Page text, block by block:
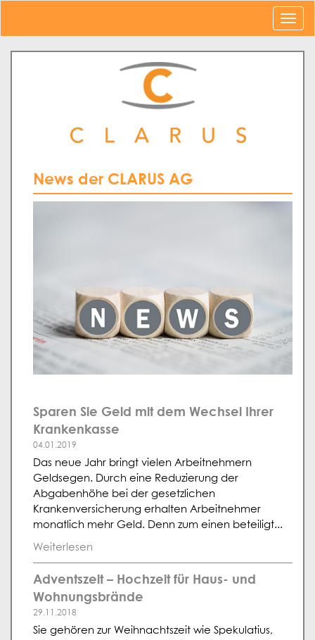
News der CLARUS AG
Sparen Sie Geld mit dem Wechsel Ihrer
Krankenkasse
04.01.2019
Das neue Jahr bringt vielen Arbeitnehmern
Geldsegen. Durch eine Reduzierung der
Abgabenhöhe bei der gesetzlichen
Krankenversicherung erhalten Arbeitnehmer
monatlich mehr Geld. Denn zum einen beteiligt...
Weiterlesen
Adventszeit – Hochzeit für Haus- und
Wohnungsbrände
29.11.2018
Sie gehören zur Weihnachtszeit wie Spekulatius,